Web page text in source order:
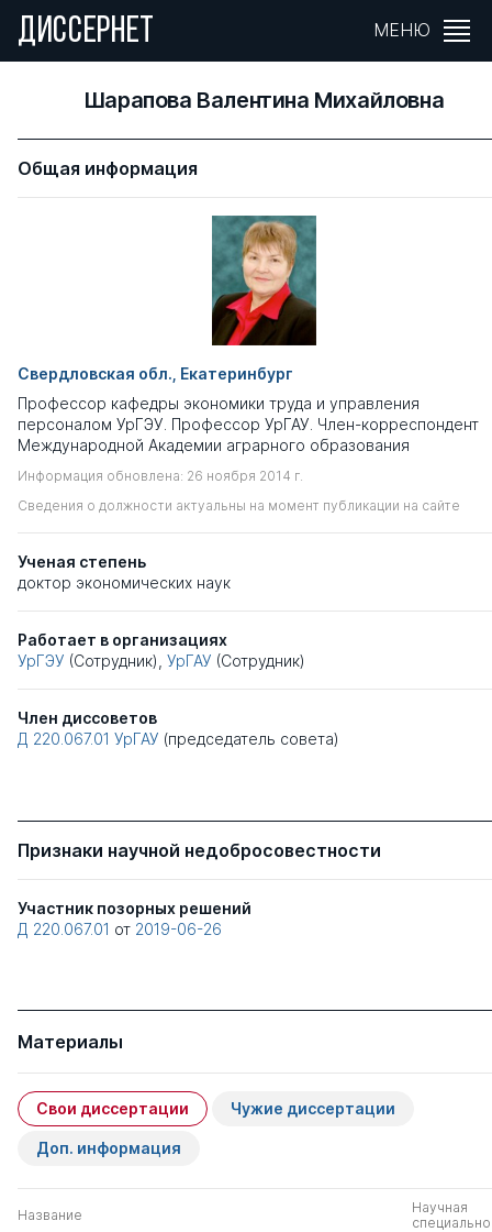
ДИССЕРНЕТ МЕНЮ
Шарапова Валентина Михайловна
Общая информация
Свердловская обл., Екатеринбург
Профессор кафедры экономики труда и управления
персоналом УрГЭУ. Профессор УрГАУ. Член-корреспондент
Международной Академии аграрного образования
Информация обновлена: 26 ноября 2014 г.
Сведения о должности актуальны на момент публикации на сайте
Ученая степень
доктор экономических наук
Работает в организациях
УрГЭУ (Сотрудник), УрГАУ (Сотрудник)
Член диссоветов
Д 220.067.01 УрГАУ (председатель совета)
Признаки научной недобросовестности
Участник позорных решений
Д 220.067.01 от 2019-06-26
Материалы
Свои диссертации Чужие диссертации
Доп. информация
Название
Научная